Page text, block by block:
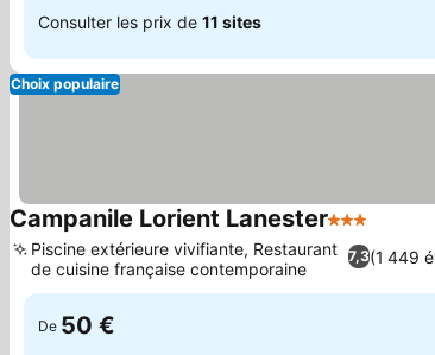
Consulter les prix de 11 sites
Choix populaire
Campanile Lorient Lanester3 Étoiles
7,3(1 449
Piscine extérieure vivifiante, Restaurant
de cuisine française contemporaine
De 50 €